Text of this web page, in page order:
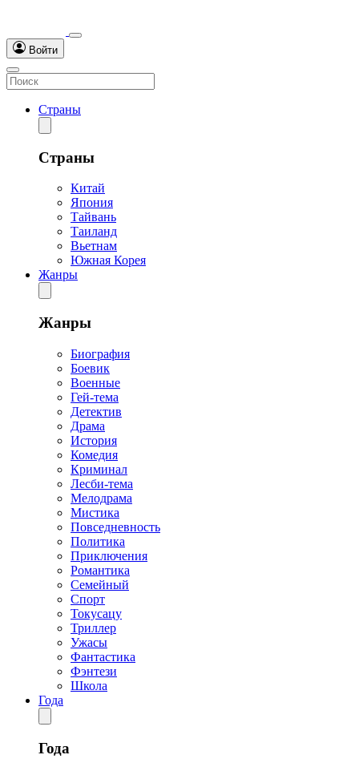
Войти
Страны
Страны
Китай
Япония
Тайвань
Таиланд
Вьетнам
Южная Корея
Жанры
Жанры
Биография
Боевик
Военные
Гей-тема
Детектив
Драма
История
Комедия
Криминал
Лесби-тема
Мелодрама
Мистика
Повседневность
Политика
Приключения
Романтика
Семейный
Спорт
Токусацу
Триллер
Ужасы
Фантастика
Фэнтези
Школа
Года
Года